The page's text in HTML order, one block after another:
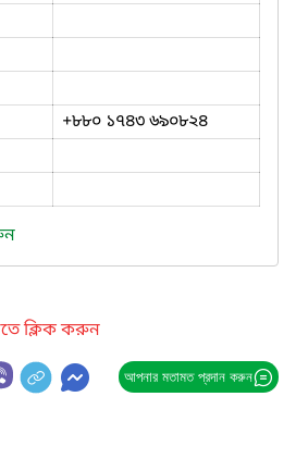
+৮৮০ ১৭৪৩ ৬৯০৮২৪
ক্লিক করুন
আপনার মতামত প্রদান করুন